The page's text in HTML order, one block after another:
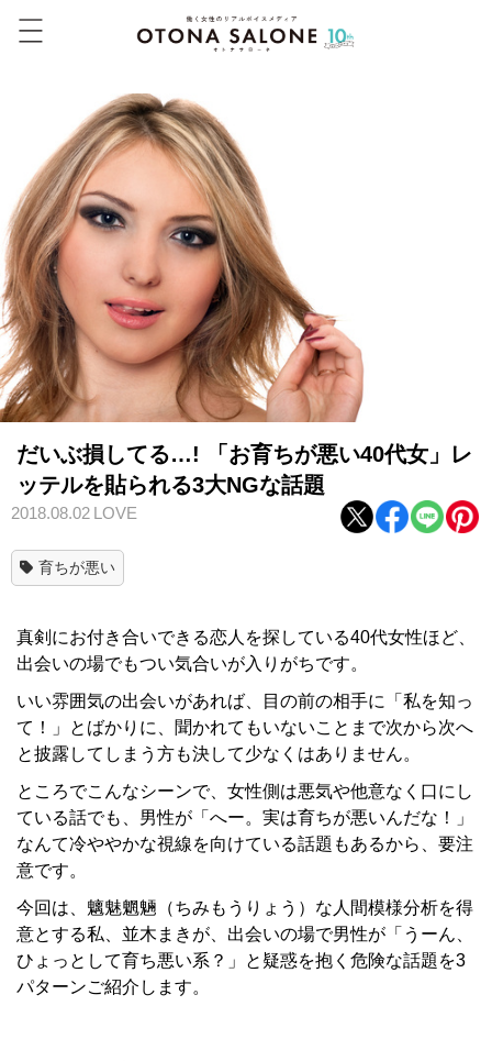
だいぶ損してる…! 「お育ちが悪い40代女」レ
ッテルを貼られる3大NGな話題
2018.08.02 LOVE
育ちが悪い
真剣にお付き合いできる恋人を探している40代女性ほど、
出会いの場でもつい気合いが入りがちです。
いい雰囲気の出会いがあれば、目の前の相手に「私を知っ
て！」とばかりに、聞かれてもいないことまで次から次へ
と披露してしまう方も決して少なくはありません。
ところでこんなシーンで、女性側は悪気や他意なく口にし
ている話でも、男性が「へー。実は育ちが悪いんだな！」
なんて冷ややかな視線を向けている話題もあるから、要注
意です。
今回は、魑魅魍魎（ちみもうりょう）な人間模様分析を得
意とする私、並木まきが、出会いの場で男性が「うーん、
ひょっとして育ち悪い系？」と疑惑を抱く危険な話題を3
パターンご紹介します。